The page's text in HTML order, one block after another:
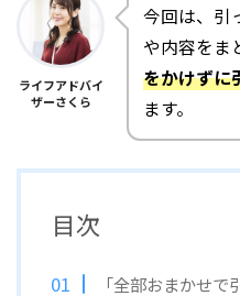
ライフアドバイ
ザーさくら
今回は、引
や内容をま
をかけずに
ます。
目次
「全部おまかせ